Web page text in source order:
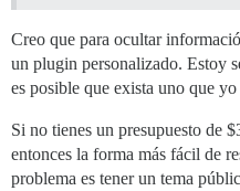
Creo que para ocultar
un plugin personalizado. Estoy
es posible que exista uno que
Si no tienes un presupuesto de
entonces la forma más fácil de
problema es tener un tema